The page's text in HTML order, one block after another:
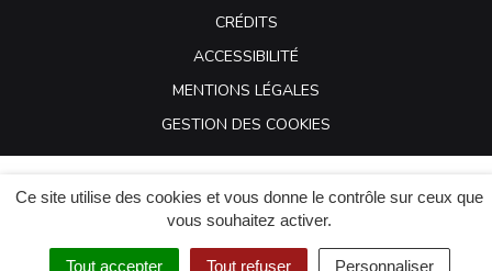
Ce site utilise des cookies et vous donne le contrôle sur ceux que
vous souhaitez activer.
Tout accepter Tout refuser Personnaliser
CRÉDITS
ACCESSIBILITÉ
MENTIONS LÉGALES
GESTION DES COOKIES